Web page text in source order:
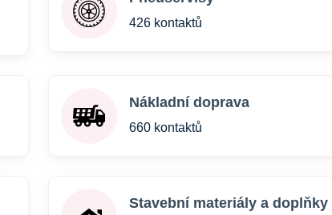
426 kontaktů
Nákladní doprava
660 kontaktů
Stavební materiály a doplňky